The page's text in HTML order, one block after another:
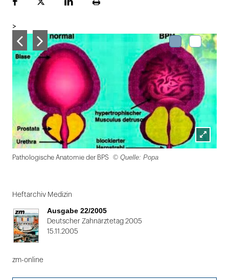
FacebookPlattformLinekdInSeite
>
Lightbox
Pathologische Anatomie der BPS © Quelle: Popa
1
von
2
Heftarchiv Medizin
Ausgabe 22/2005
Deutscher Zahnärztetag 2005
15.11.2005
zm-online